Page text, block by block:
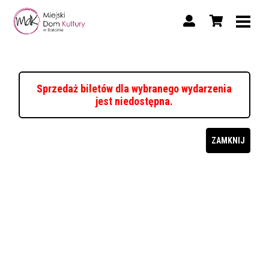
Sprzedaż biletów dla wybranego wydarzenia
jest niedostępna.
ZAMKNIJ